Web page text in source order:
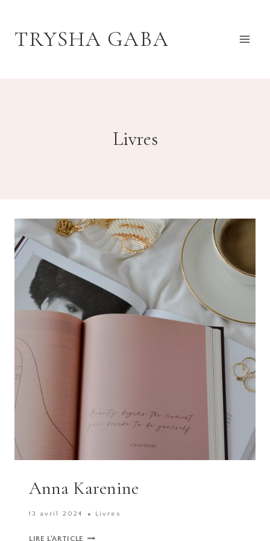
TRYSHA GABA
Livres
Anna Karenine
13 avril 2024 Livres
LIRE L'ARTICLE ANNA